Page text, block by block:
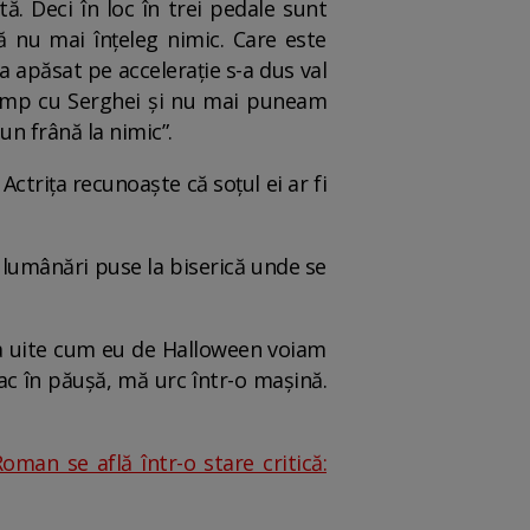
Deci în loc în trei pedale sunt
mai înțeleg nimic. Care este
pe accelerație s-a dus val
cu Serghei și nu mai puneam
frână la nimic”.
recunoaște că soțul ei ar fi
puse la biserică unde se
cum eu de Halloween voiam
în păușă, mă urc într-o mașină.
se află într-o stare critică: